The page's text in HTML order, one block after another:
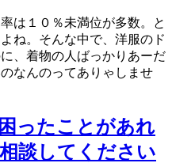
は１０％未満位が多数。と
ね。そんな中で、洋服のド
、着物の人ばっかりあーだ
なんのってありゃしませ
ったことがあれ
談してください